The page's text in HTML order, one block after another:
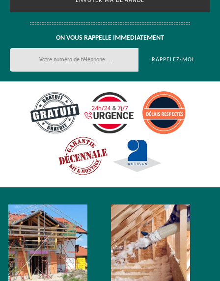
ON VOUS RAPPELLE IMMEDIATEMENT